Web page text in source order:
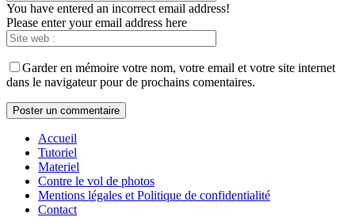
You have entered an incorrect email address!
Please enter your email address here
Garder en mémoire votre nom, votre email et votre site internet
dans le navigateur pour de prochains comentaires.
Accueil
Tutoriel
Materiel
Contre le vol de photos
Mentions légales et Politique de confidentialité
Contact